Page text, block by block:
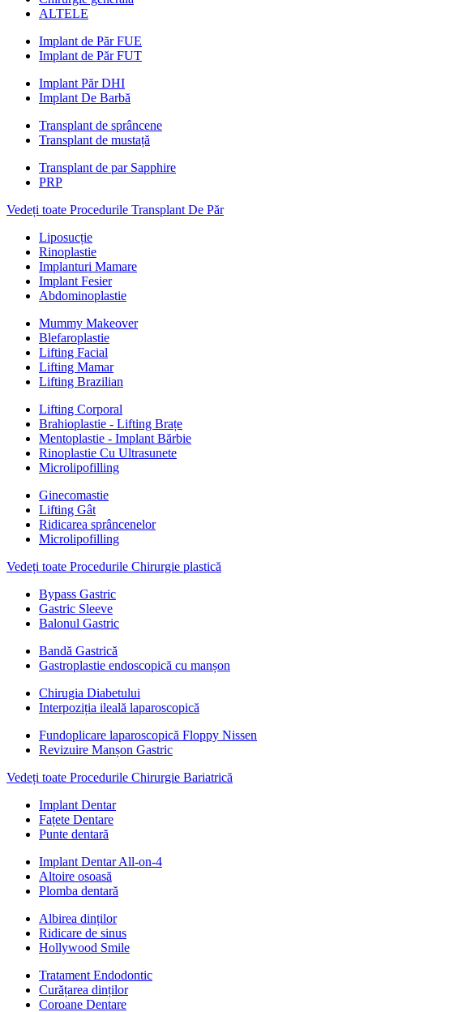
ALTELE
Implant de Păr FUE
Implant de Păr FUT
Implant Păr DHI
Implant De Barbă
Transplant de sprâncene
Transplant de mustață
Transplant de par Sapphire
PRP
Vedeți toate Procedurile Transplant De Păr
Liposucție
Rinoplastie
Implanturi Mamare
Implant Fesier
Abdominoplastie
Mummy Makeover
Blefaroplastie
Lifting Facial
Lifting Mamar
Lifting Brazilian
Lifting Corporal
Brahioplastie - Lifting Brațe
Mentoplastie - Implant Bărbie
Rinoplastie Cu Ultrasunete
Microlipofilling
Ginecomastie
Lifting Gât
Ridicarea sprâncenelor
Microlipofilling
Vedeți toate Procedurile Chirurgie plastică
Bypass Gastric
Gastric Sleeve
Balonul Gastric
Bandă Gastrică
Gastroplastie endoscopică cu manșon
Chirugia Diabetului
Interpoziția ileală laparoscopică
Fundoplicare laparoscopică Floppy Nissen
Revizuire Manșon Gastric
Vedeți toate Procedurile Chirurgie Bariatrică
Implant Dentar
Fațete Dentare
Punte dentară
Implant Dentar All-on-4
Altoire osoasă
Plomba dentară
Albirea dinților
Ridicare de sinus
Hollywood Smile
Tratament Endodontic
Curățarea dinților
Coroane Dentare